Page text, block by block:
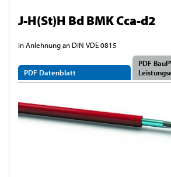
J-H(St)H Bd BMK Cca-d2
in Anlehnung an DIN VDE 0815
PDF Datenblatt
PDF